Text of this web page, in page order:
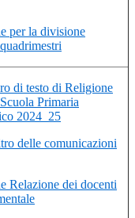
per la divisione
di testo di Religione
Primaria
2024_25
delle comunicazioni
Relazione dei docenti